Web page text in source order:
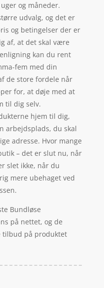
og måneder.
udvalg, og det er
og betingelser der er
af, at det skal være
kan du rent
fem med din
de store fordele når
for, at døje med at
til dig selv.
hjem til dig,
arbejdsplads, du skal
adresse. Hvor mange
– det er slut nu, når
slet ikke, når du
mere ubehaget ved
Bundløse
på nettet, og de
tilbud på produktet